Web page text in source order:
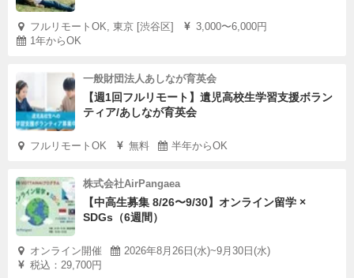
フルリモートOK, 東京 [渋谷区]
3,000〜6,000円
1年からOK
一般財団法人あしなが育英会
【週1回フルリモート】遺児高校生学習支援ボラン
ティア/あしなが育英会
フルリモートOK 無料 半年からOK
株式会社AirPangaea
【中高生募集 8/26〜9/30】オンライン留学 ×
SDGs（6週間）
オンライン開催
2026年8月26日(水)~9月30日(水)
税込：29,700円